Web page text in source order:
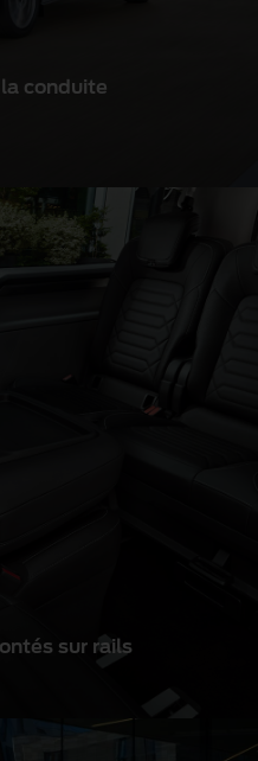
conduite
sur rails